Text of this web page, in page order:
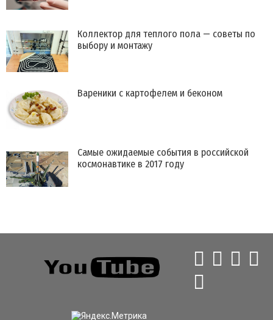
​Коллектор для теплого пола — советы по
выбору и монтажу
Вареники с картофелем и беконом
Самые ожидаемые события в российской
космонавтике в 2017 году